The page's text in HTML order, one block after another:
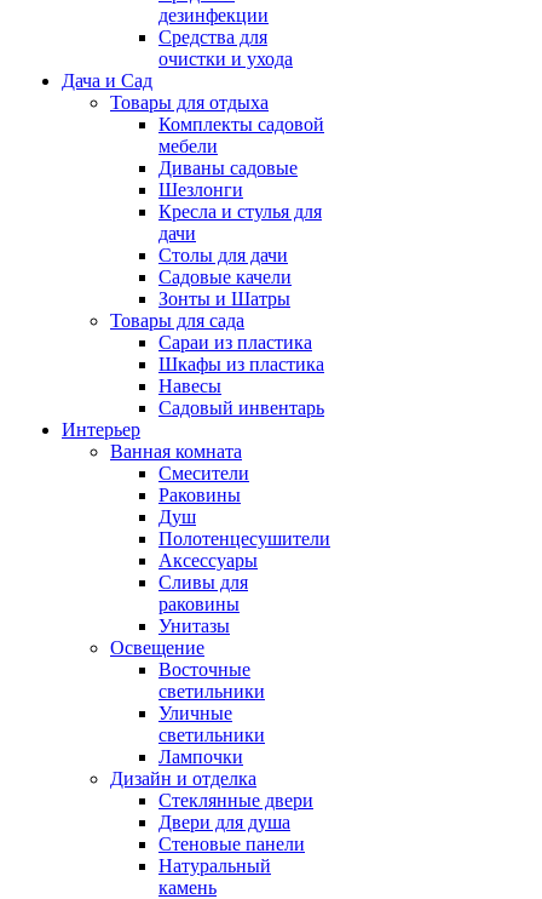
дезинфекции
Средства для
очистки и ухода
Дача и Сад
Товары для отдыха
Комплекты садовой
мебели
Диваны садовые
Шезлонги
Кресла и стулья для
дачи
Столы для дачи
Садовые качели
Зонты и Шатры
Товары для сада
Сараи из пластика
Шкафы из пластика
Навесы
Садовый инвентарь
Интерьер
Ванная комната
Смесители
Раковины
Душ
Полотенцесушители
Аксессуары
Сливы для
раковины
Унитазы
Освещение
Восточные
светильники
Уличные
светильники
Лампочки
Дизайн и отделка
Стеклянные двери
Двери для душа
Стеновые панели
Натуральный
камень